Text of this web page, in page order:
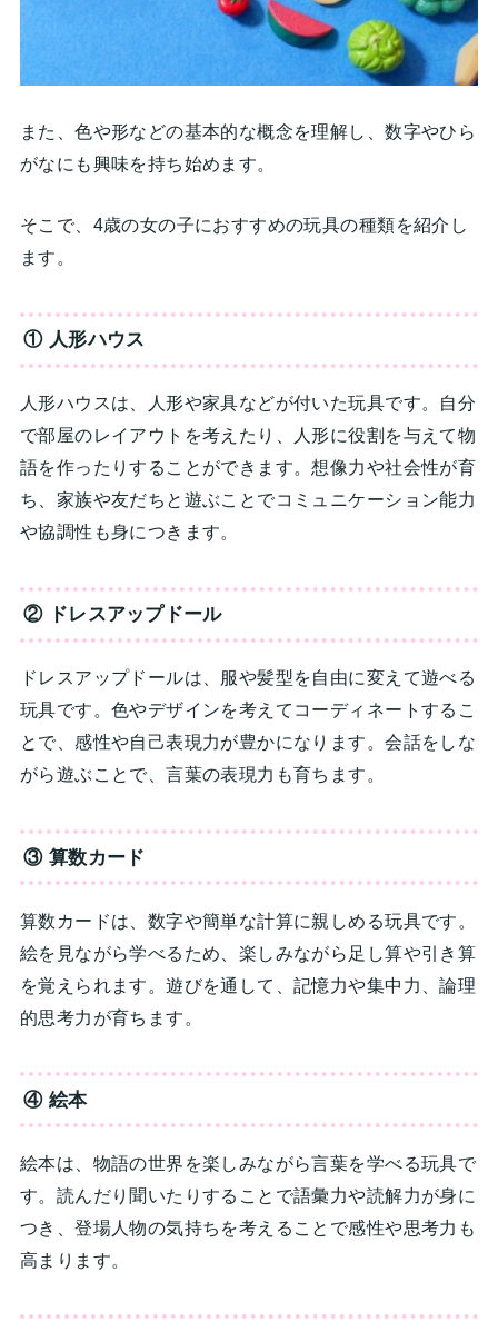
また、色や形などの基本的な概念を理解し、数字やひら
がなにも興味を持ち始めます。
そこで、4歳の女の子におすすめの玩具の種類を紹介し
ます。
① 人形ハウス
人形ハウスは、人形や家具などが付いた玩具です。自分
で部屋のレイアウトを考えたり、人形に役割を与えて物
語を作ったりすることができます。想像力や社会性が育
ち、家族や友だちと遊ぶことでコミュニケーション能力
や協調性も身につきます。
② ドレスアップドール
ドレスアップドールは、服や髪型を自由に変えて遊べる
玩具です。色やデザインを考えてコーディネートするこ
とで、感性や自己表現力が豊かになります。会話をしな
がら遊ぶことで、言葉の表現力も育ちます。
③ 算数カード
算数カードは、数字や簡単な計算に親しめる玩具です。
絵を見ながら学べるため、楽しみながら足し算や引き算
を覚えられます。遊びを通して、記憶力や集中力、論理
的思考力が育ちます。
④ 絵本
絵本は、物語の世界を楽しみながら言葉を学べる玩具で
す。読んだり聞いたりすることで語彙力や読解力が身に
つき、登場人物の気持ちを考えることで感性や思考力も
高まります。